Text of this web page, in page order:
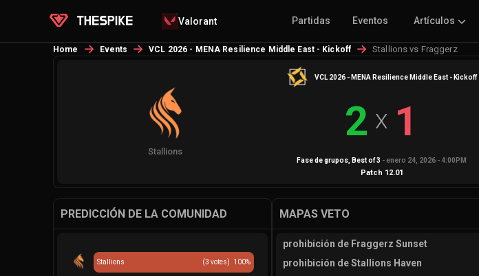
Valorant Partidas Eventos Artículos
Home Events VCL 2026 - MENA Resilience Middle East - Kickoff Stallions vs Fraggerz
VCL 2026 - MENA Resilience Middle East - Kickoff
Stallions
2 X 1
Fase de grupos , Best of3 - enero 24, 2026 - 4:00PM
Patch 12.01
PREDICCIÓN DE LA COMUNIDAD
(3 votes) 100%
Stallions
MAPAS VETO
prohibición de Fraggerz Sunset
prohibición de Stallions Haven